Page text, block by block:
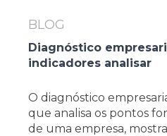
BLOG
Diagnóstico
indicadores analisar
O diagnóstico
que analisa os pontos
de uma empresa,